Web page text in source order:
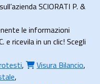
SCIORATI P. &
le informazioni
e ricevila in un clic! Scegli
, Visura Bilancio,
,